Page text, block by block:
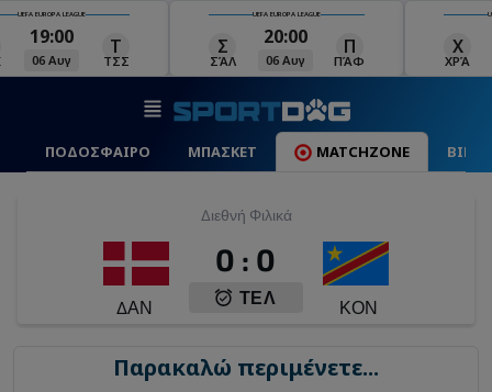
UEFA EUROPA LEAGUE
19:00
06 Αυγ
Τ
ΤΣΣ
UEFA EUROPA LEAGUE
Σ
ΣΆΛ
20:00
06 Αυγ
Π
ΠΆΦ
Χ
ΧΡΆ
ΠΟΔΟΣΦΑΙΡΟ ΜΠΑΣΚΕΤ MATCHZONE
Διεθνή Φιλικά
ΔΑΝ
0 : 0
ΤΕΛ ΚΟΝ
Παρακαλώ περιμένετε...